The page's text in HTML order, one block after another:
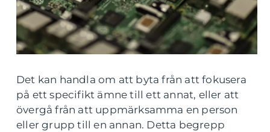
Det kan handla om att byta från att fokusera
på ett specifikt ämne till ett annat, eller att
övergå från att uppmärksamma en person
eller grupp till en annan. Detta begrepp